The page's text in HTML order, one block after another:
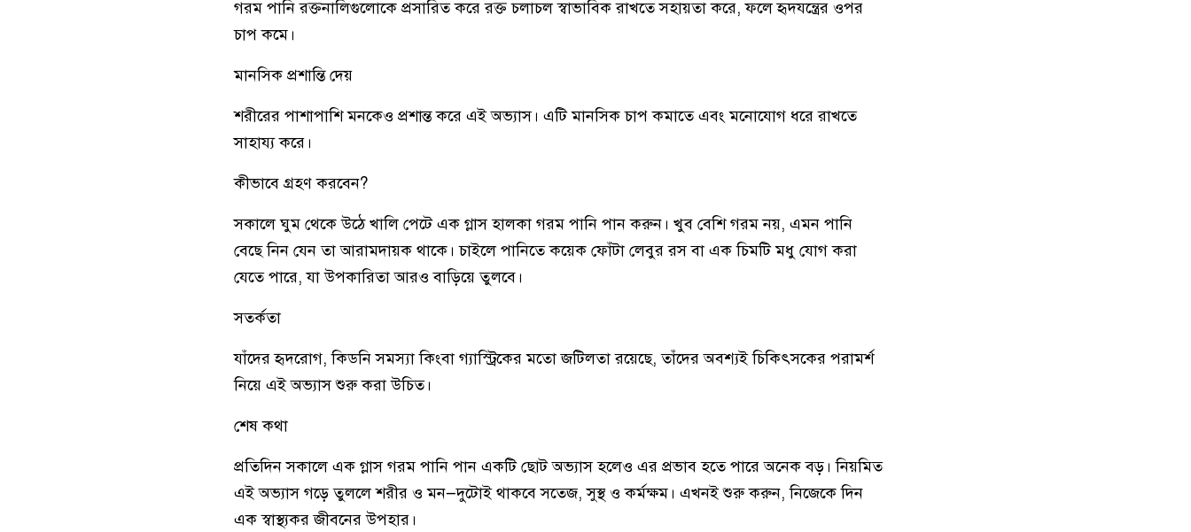
গরম পানি রক্তনালিগুলোকে প্রসারিত করে রক্ত চলাচল স্বাভাবিক রাখতে সহায়তা করে, ফলে হৃদযন্ত্রের ওপর
চাপ কমে।
মানসিক প্রশান্তি দেয়
শরীরের পাশাপাশি মনকেও প্রশান্ত করে এই অভ্যাস। এটি মানসিক চাপ কমাতে এবং মনোযোগ ধরে রাখতে
সাহায্য করে।
কীভাবে গ্রহণ করবেন?
সকালে ঘুম থেকে উঠে খালি পেটে এক গ্লাস হালকা গরম পানি পান করুন। খুব বেশি গরম নয়, এমন পানি
বেছে নিন যেন তা আরামদায়ক থাকে। চাইলে পানিতে কয়েক ফোঁটা লেবুর রস বা এক চিমটি মধু যোগ করা
যেতে পারে, যা উপকারিতা আরও বাড়িয়ে তুলবে।
সতর্কতা
যাঁদের হৃদরোগ, কিডনি সমস্যা কিংবা গ্যাস্ট্রিকের মতো জটিলতা রয়েছে, তাঁদের অবশ্যই চিকিৎসকের পরামর্শ
নিয়ে এই অভ্যাস শুরু করা উচিত।
শেষ কথা
প্রতিদিন সকালে এক গ্লাস গরম পানি পান একটি ছোট অভ্যাস হলেও এর প্রভাব হতে পারে অনেক বড়। নিয়মিত
এই অভ্যাস গড়ে তুললে শরীর ও মন—দুটোই থাকবে সতেজ, সুস্থ ও কর্মক্ষম। এখনই শুরু করুন, নিজেকে দিন
এক স্বাস্থ্যকর জীবনের উপহার।